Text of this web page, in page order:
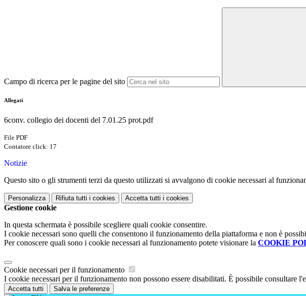
Campo di ricerca per le pagine del sito
Allegati
6conv. collegio dei docenti del 7.01.25 prot.pdf
File PDF
Contatore click: 17
Notizie
Questo sito o gli strumenti terzi da questo utilizzati si avvalgono di cookie necessari al
Personalizza Rifiuta tutti i cookies Accetta tutti i cookies
Gestione cookie
In questa schermata è possibile scegliere quali cookie consentire.
I cookie necessari sono quelli che consentono il funzionamento della piattaforma e non è
Per conoscere quali sono i cookie necessari al funzionamento potete visionare la COOKIE
Cookie necessari per il funzionamento
I cookie necessari per il funzionamento non possono essere disabilitati. È possibile consultare
Accetta tutti Salva le preferenze